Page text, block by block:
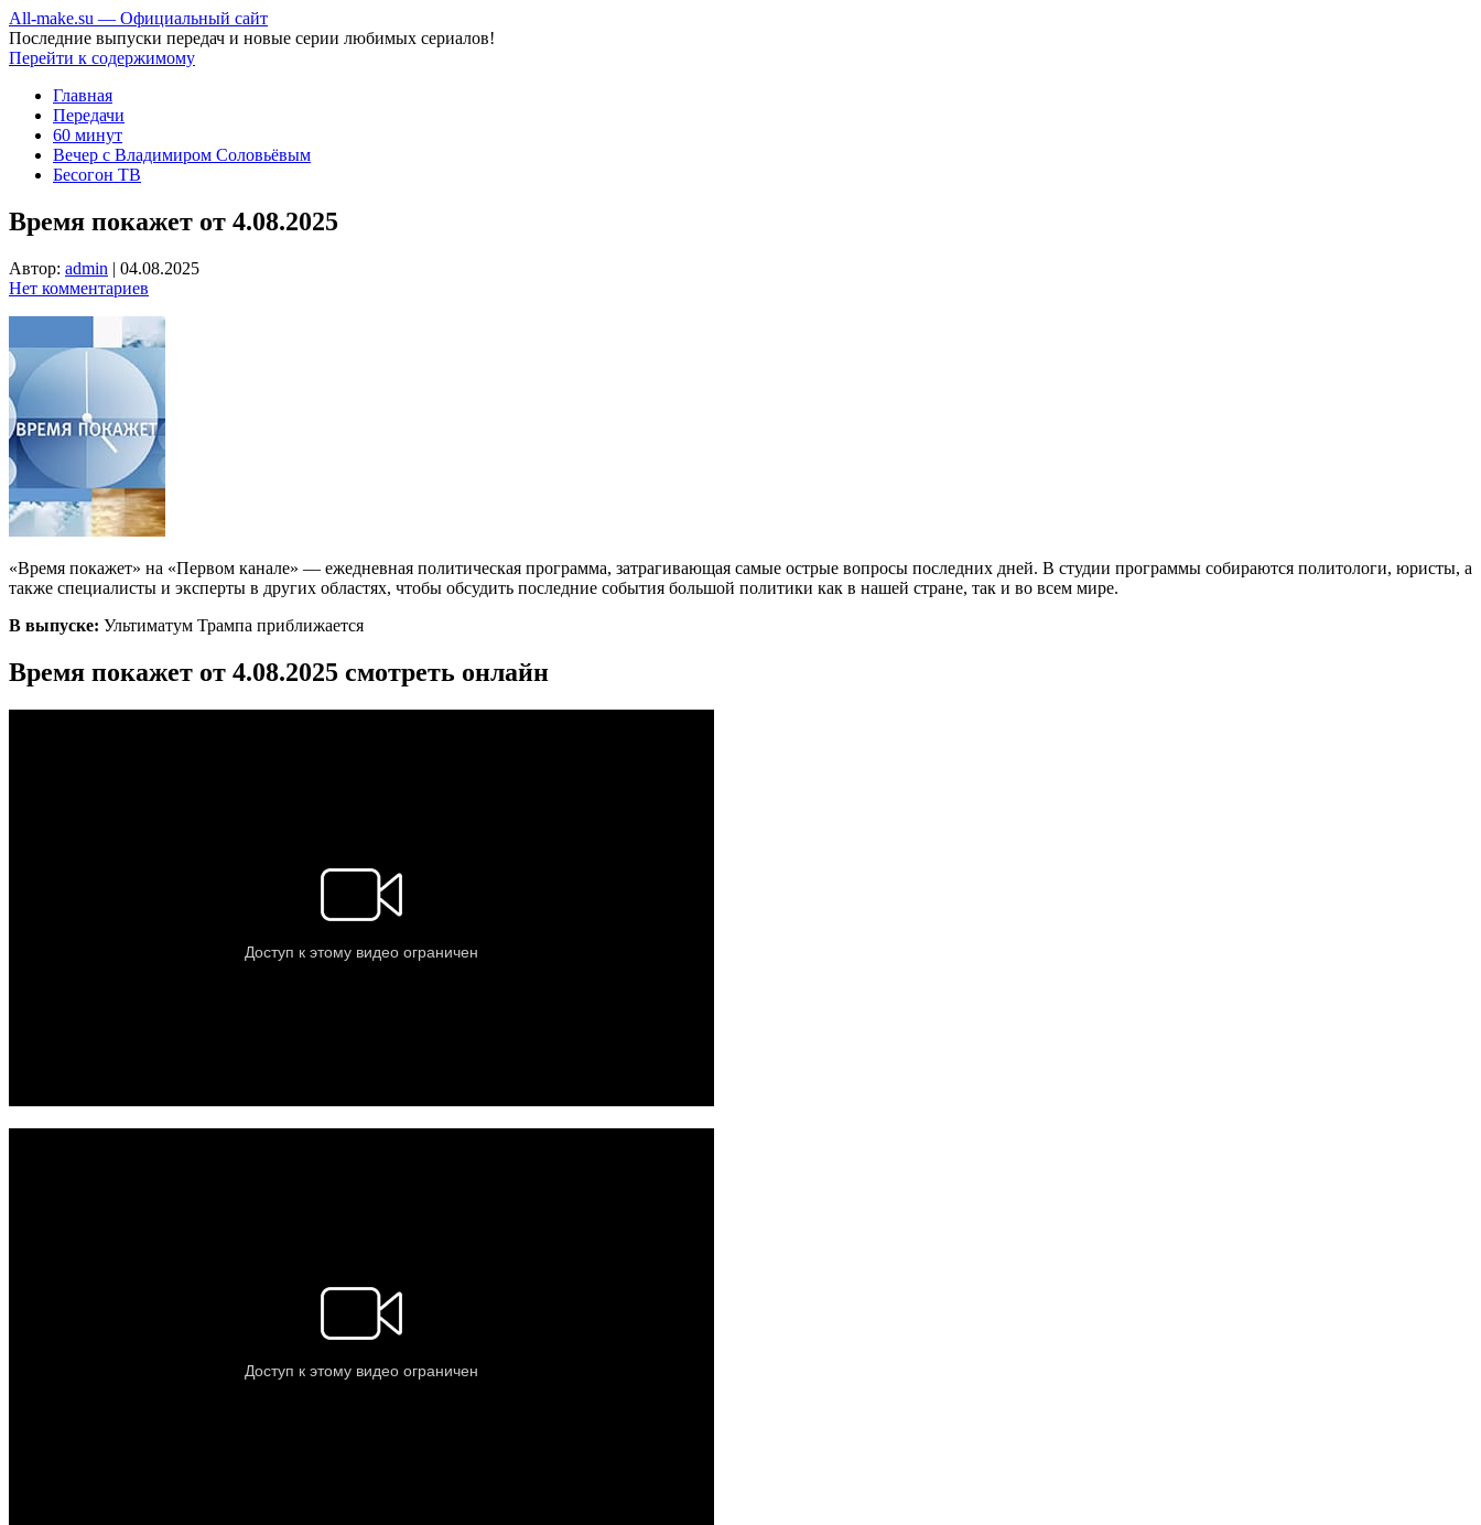
All-make.su — Официальный сайт
Последние выпуски передач и новые серии любимых сериалов!
Перейти к содержимому
Главная
Передачи
60 минут
Вечер с Владимиром Соловьёвым
Бесогон ТВ
Время покажет от 4.08.2025
Автор: admin | 04.08.2025
Нет комментариев
«Время покажет» на «Первом канале» — ежедневная политическая программа, затрагивающая самые острые вопросы последних дней. В студии программы собираются политологи, юристы, а
также специалисты и эксперты в других областях, чтобы обсудить последние события большой политики как в нашей стране, так и во всем мире.
В выпуске: Ультиматум Трампа приближается
Время покажет от 4.08.2025 смотреть онлайн